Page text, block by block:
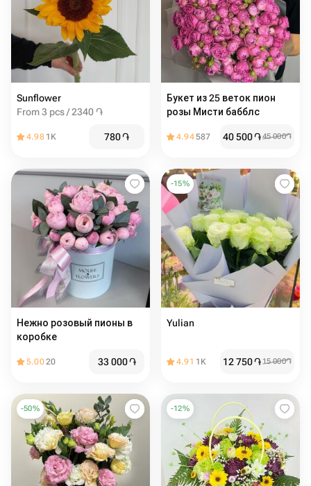
Sunflower
From 3 pcs / 2340 ֏
4.98 1K 780֏
Букет из 25 веток пион
розы Мисти бабблс
4.94587 40 500֏45 000֏
Нежно розовый пионы в
коробке
5.0020 33 000֏
-15%
Yulian
4.91 1K 12 750֏15 000֏
-50% -12%